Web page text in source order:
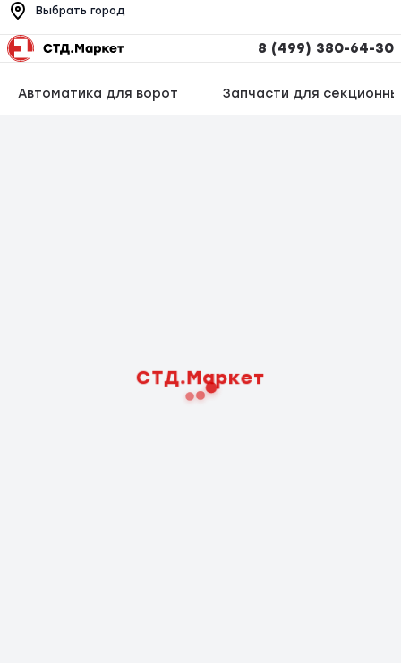
Выбрать город
8 (499) 380-64-30
Автоматика для ворот Запчасти для
СТД.Маркет